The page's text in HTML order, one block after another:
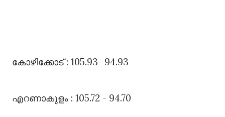
കോഴിക്കോട്‌ : 105.93- 94.93
എറണാകുളം : 105.72 - 94.70